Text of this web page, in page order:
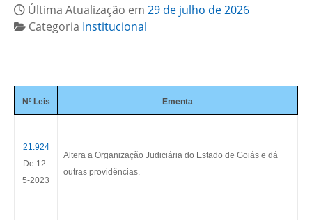
Última Atualização em 29 de julho de 2026
Categoria Institucional
Nº Leis Ementa
21.924
De 12-
5-2023
Altera a Organização Judiciária do Estado de Goiás e dá
outras providências.